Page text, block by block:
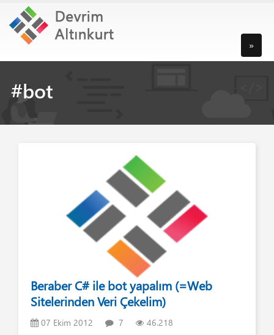
»
#bot
Beraber C# ile bot yapalım (=Web
Sitelerinden Veri Çekelim)
07 Ekim 2012 7 46.218